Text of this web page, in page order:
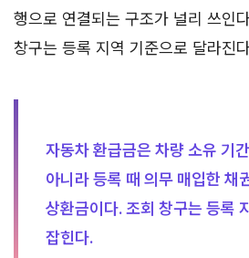
행으로 연결되는 구조가 널리 쓰인
창구는 등록 지역 기준으로 달라진
자동차 환급금은 차량 소유 기
아니라 등록 때 의무 매입한 채
상환금이다. 조회 창구는 등록
잡힌다.